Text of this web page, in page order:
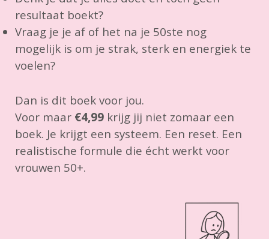
resultaat boekt?
Vraag je je af of het na je 50ste nog
mogelijk is om je strak, sterk en energiek te
voelen?
Dan is dit boek voor jou.
Voor maar €4,99 krijg jij niet zomaar een
boek. Je krijgt een systeem. Een reset. Een
realistische formule die écht werkt voor
vrouwen 50+.